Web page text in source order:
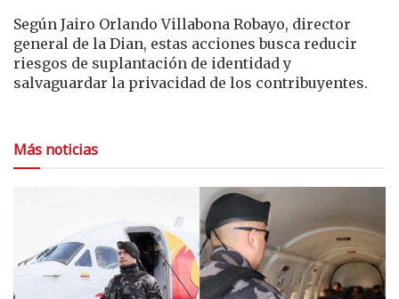
Según Jairo Orlando Villabona Robayo, director
general de la Dian, estas acciones busca reducir
riesgos de suplantación de identidad y
salvaguardar la privacidad de los contribuyentes.
Más noticias